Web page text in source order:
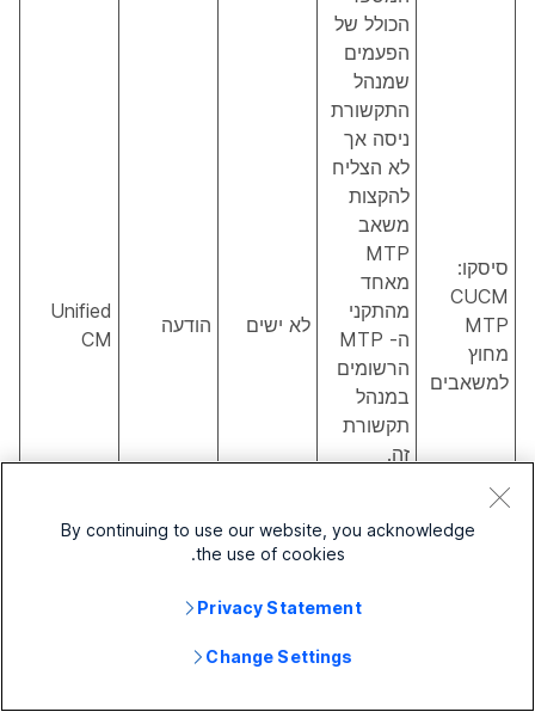
סיסקו:
CUCM
MTP
מחוץ
למשאבים
הכולל של
הפעמים
שמנהל
התקשורת
ניסה אך
לא הצליח
להקצות
משאב
MTP
מאחד
מהתקני
ה- MTP
הרשומים
במנהל
תקשורת
זה.
גם שלא
טרנסקודרי
לפעול כ-
לא ישים הודעה
Unified
CM
By continuing to use our website, you acknowledge
the use of cookies.
Privacy Statement
Change Settings